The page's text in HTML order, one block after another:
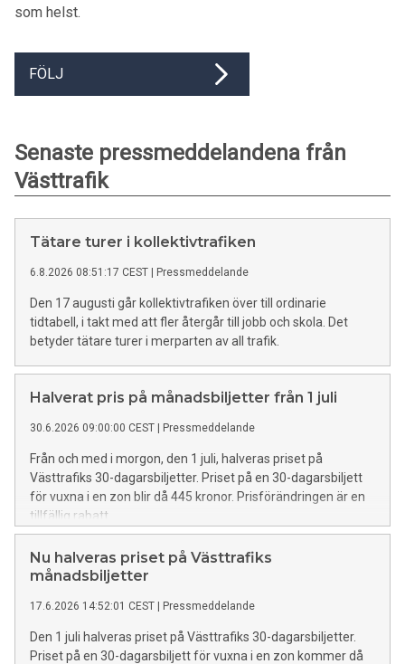
som helst.
FÖLJ
Senaste pressmeddelandena från
Västtrafik
Tätare turer i kollektivtrafiken
6.8.2026 08:51:17 CEST | Pressmeddelande
Den 17 augusti går kollektivtrafiken över till ordinarie
tidtabell, i takt med att fler återgår till jobb och skola. Det
betyder tätare turer i merparten av all trafik.
Halverat pris på månadsbiljetter från 1 juli
30.6.2026 09:00:00 CEST | Pressmeddelande
Från och med i morgon, den 1 juli, halveras priset på
Västtrafiks 30-dagarsbiljetter. Priset på en 30-dagarsbiljett
för vuxna i en zon blir då 445 kronor. Prisförändringen är en
tillfällig rabatt.
Nu halveras priset på Västtrafiks
månadsbiljetter
17.6.2026 14:52:01 CEST | Pressmeddelande
Den 1 juli halveras priset på Västtrafiks 30-dagarsbiljetter.
Priset på en 30-dagarsbiljett för vuxna i en zon kommer då